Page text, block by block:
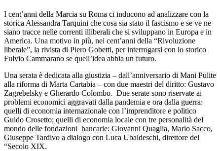
I cent’anni della Marcia su Roma ci inducono ad analizzare con la
storica Alessandra Tarquini che cosa sia stato il fascismo e se ve ne
siano tracce nelle correnti illiberali che si sviluppano in Europa e in
America. Una motivo in più, nei cent’anni della “Rivoluzione
liberale”, la rivista di Piero Gobetti, per interrogarsi con lo storico
Fulvio Cammarano se quell’idea abbia un futuro.
Una serata è dedicata alla giustizia – dall’anniversario di Mani Pulite
alla riforma di Marta Cartabia – con due maestri del diritto: Gustavo
Zagrebelsky e Gherardo Colombo. Due serate sono riservate ai
problemi economici aggravati dalla pandemia e ora dalla guerra:
quelli di economia internazionale con l’imprenditore e politico
Guido Crosetto; quelli di economia locale con tre personalità del
mondo delle fondazioni bancarie: Giovanni Quaglia, Mario Sacco,
Giuseppe Tardivo a dialogo con Luca Ubaldeschi, direttore del
“Secolo XIX.